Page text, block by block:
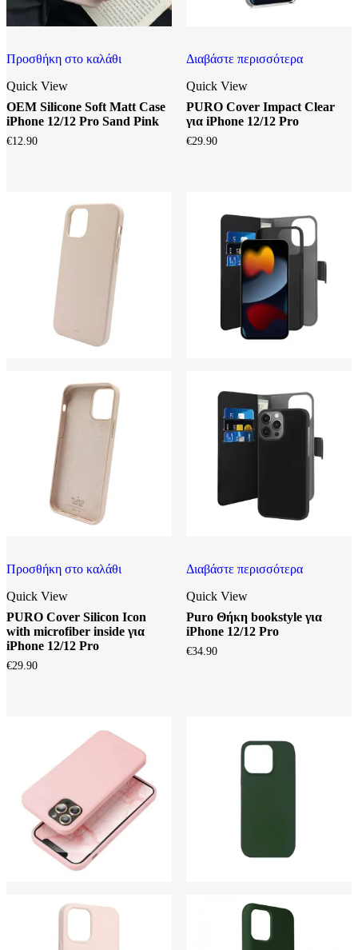
Προσθήκη στο καλάθι
Quick View
OEM Silicone Soft Matt Case
iPhone 12/12 Pro Sand Pink
€12.90
Διαβάστε περισσότερα
Quick View
PURO Cover Impact Clear
για iPhone 12/12 Pro
€29.90
Προσθήκη στο καλάθι
Quick View
PURO Cover Silicon Icon
with microfiber inside για
iPhone 12/12 Pro
€29.90
Διαβάστε περισσότερα
Quick View
Puro Θήκη bookstyle για
iPhone 12/12 Pro
€34.90